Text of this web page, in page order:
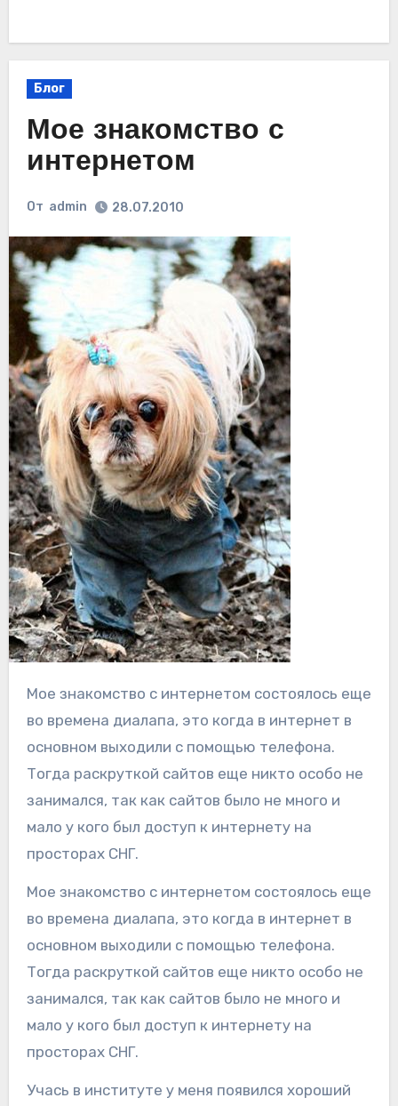
Блог
Мое знакомство с
интернетом
От admin 28.07.2010
Мое знакомство с интернетом состоялось еще
во времена диалапа, это когда в интернет в
основном выходили с помощью телефона.
Тогда раскруткой сайтов еще никто особо не
занимался, так как сайтов было не много и
мало у кого был доступ к интернету на
просторах СНГ.
Мое знакомство с интернетом состоялось еще
во времена диалапа, это когда в интернет в
основном выходили с помощью телефона.
Тогда раскруткой сайтов еще никто особо не
занимался, так как сайтов было не много и
мало у кого был доступ к интернету на
просторах СНГ.
Учась в институте у меня появился хороший